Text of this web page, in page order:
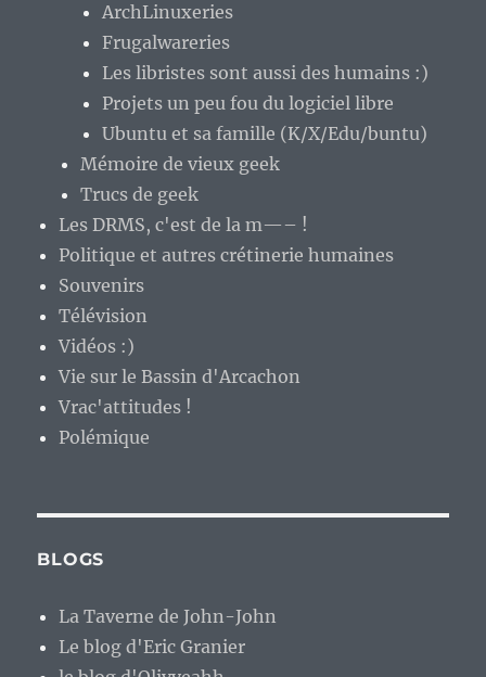
ArchLinuxeries
Frugalwareries
Les libristes sont aussi des humains :)
Projets un peu fou du logiciel libre
Ubuntu et sa famille (K/X/Edu/buntu)
Mémoire de vieux geek
Trucs de geek
Les DRMS, c'est de la m—– !
Politique et autres crétinerie humaines
Souvenirs
Télévision
Vidéos :)
Vie sur le Bassin d'Arcachon
Vrac'attitudes !
Polémique
BLOGS
La Taverne de John-John
Le blog d'Eric Granier